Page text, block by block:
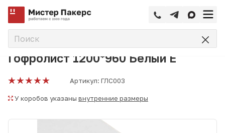
Главная Гофролист
Гофролист 1200*960 Белый Е
Артикул: ГЛС003
У коробов указаны внутренние размеры